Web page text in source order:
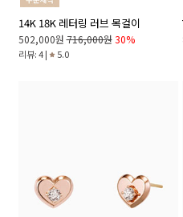
14K 18K 레터링 러브 목걸이
502,000원 716,000원 30%
리뷰: 4 | 5.0